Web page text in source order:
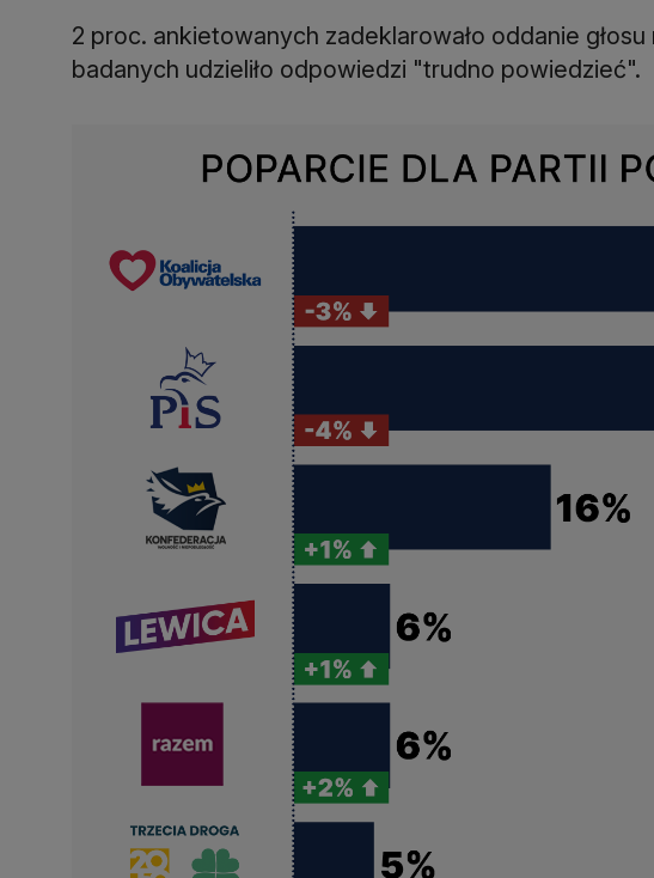
2 proc. ankietowanych zadeklarowało oddanie
badanych udzieliło odpowiedzi "trudno powiedzieć".